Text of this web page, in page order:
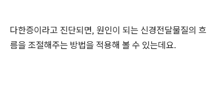
다한증이라고 진단되면, 원인이 되는 신경전달물질의 흐
름을 조절해주는 방법을 적용해 볼 수 있는데요.